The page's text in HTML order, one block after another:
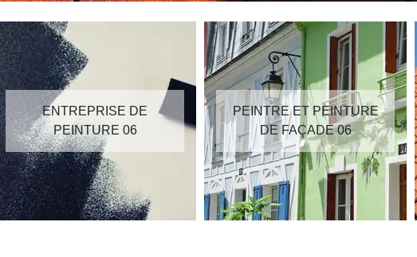
ENTREPRISE DE
PEINTURE 06
PEINTRE ET PEINTURE
DE FAÇADE 06